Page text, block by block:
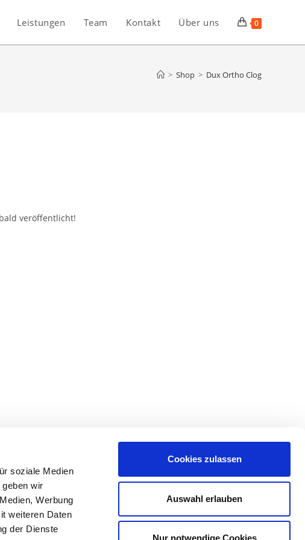
soziale Medien
wir
Werbung
weiteren Daten
der Dienste
Cookies zulassen
Auswahl erlauben
Nur notwendige Cookies
Leistungen Team Kontakt Über uns 0
> Shop > Dux Ortho Clog
veröffentlicht!